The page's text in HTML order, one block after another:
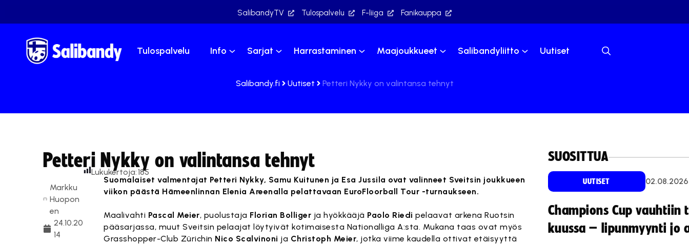
SalibandyTV Tulospalvelu F-liiga Fanikauppa
Tulospalvelu Info Sarjat Harrastaminen Maajoukkueet Salibandyliitto Uutiset
Salibandy.fi Uutiset Petteri Nykky on valintansa tehnyt
Petteri Nykky on valintansa tehnyt
Markku
Huopon
en
24.10.20
14
Lukukertoja:185
Suomalaiset valmentajat Petteri Nykky, Samu Kuitunen ja Esa Jussila ovat valinneet Sveitsin joukkueen
viikon päästä Hämeenlinnan Elenia Areenalla pelattavaan EuroFloorball Tour -turnaukseen.
Maalivahti Pascal Meier, puolustaja Florian Bolliger ja hyökkääjä Paolo Riedi pelaavat arkena Ruotsin
pääsarjassa, muut Sveitsin pelaajat löytyivät kotimaisesta Nationalliga A:sta. Mukana taas ovat myös
Grasshopper-Club Zürichin Nico Scalvinoni ja Christoph Meier, jotka viime kaudella ottivat etäisyyttä
SUOSITTUA
UUTISET 02.08.2026
Champions Cup vauhtiin
kuussa – lipunmyynti jo